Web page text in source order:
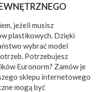
jeżeli musisz
plastikowych. Dzięki
wybrać model
Potrzebujesz
Euronorm? Zamów je
sklepu internetowego
mogą być